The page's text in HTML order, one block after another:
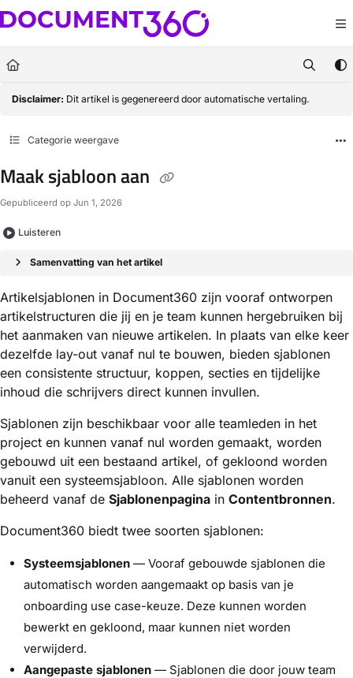
Documentation Index
Fetch the complete documentation index at:https://docs.document360.com/
Use this file to discover all available pages before exploring further.
Disclaimer: Dit artikel is gegenereerd door automatische vertaling.
Categorie weergave
Maak sjabloon aan
Gepubliceerd op Jun 1, 2026
Luisteren
Samenvatting van het artikel
Artikelsjablonen in Document360 zijn vooraf ontworpen
artikelstructuren die jij en je team kunnen hergebruiken bij
het aanmaken van nieuwe artikelen. In plaats van elke keer
dezelfde lay-out vanaf nul te bouwen, bieden sjablonen
een consistente structuur, koppen, secties en tijdelijke
inhoud die schrijvers direct kunnen invullen.
Sjablonen zijn beschikbaar voor alle teamleden in het
project en kunnen vanaf nul worden gemaakt, worden
gebouwd uit een bestaand artikel, of gekloond worden
vanuit een systeemsjabloon. Alle sjablonen worden
beheerd vanaf de Sjablonenpagina in Contentbronnen.
Document360 biedt twee soorten sjablonen:
Systeemsjablonen — Vooraf gebouwde sjablonen die
automatisch worden aangemaakt op basis van je
onboarding use case-keuze. Deze kunnen worden
bewerkt en gekloond, maar kunnen niet worden
verwijderd.
Aangepaste sjablonen — Sjablonen die door jouw team